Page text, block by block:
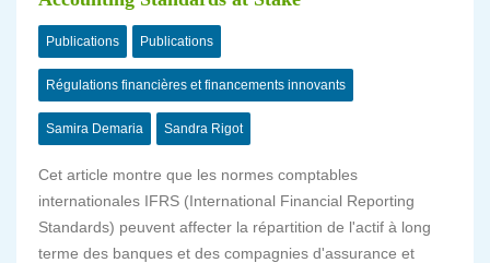
Publications Publications
Régulations financières et financements innovants
Samira Demaria Sandra Rigot
Cet article montre que les normes comptables
internationales IFRS (International Financial Reporting
Standards) peuvent affecter la répartition de l'actif à long
terme des banques et des compagnies d'assurance et